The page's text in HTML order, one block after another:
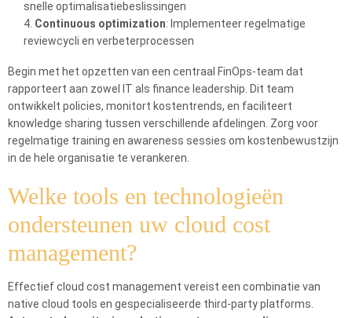
snelle optimalisatiebeslissingen
Continuous optimization: Implementeer regelmatige
reviewcycli en verbeterprocessen
Begin met het opzetten van een centraal FinOps-team dat
rapporteert aan zowel IT als finance leadership. Dit team
ontwikkelt policies, monitort kostentrends, en faciliteert
knowledge sharing tussen verschillende afdelingen. Zorg voor
regelmatige training en awareness sessies om kostenbewustzijn
in de hele organisatie te verankeren.
Welke tools en technologieën
ondersteunen uw cloud cost
management?
Effectief cloud cost management vereist een combinatie van
native cloud tools en gespecialiseerde third-party platforms.